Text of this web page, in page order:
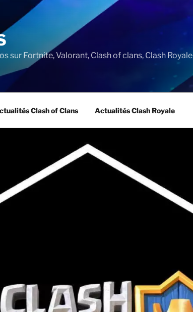
sur Fortnite, Valorant, Clash of clans, Clash Royale
Clash of Clans Actualités Clash Royale